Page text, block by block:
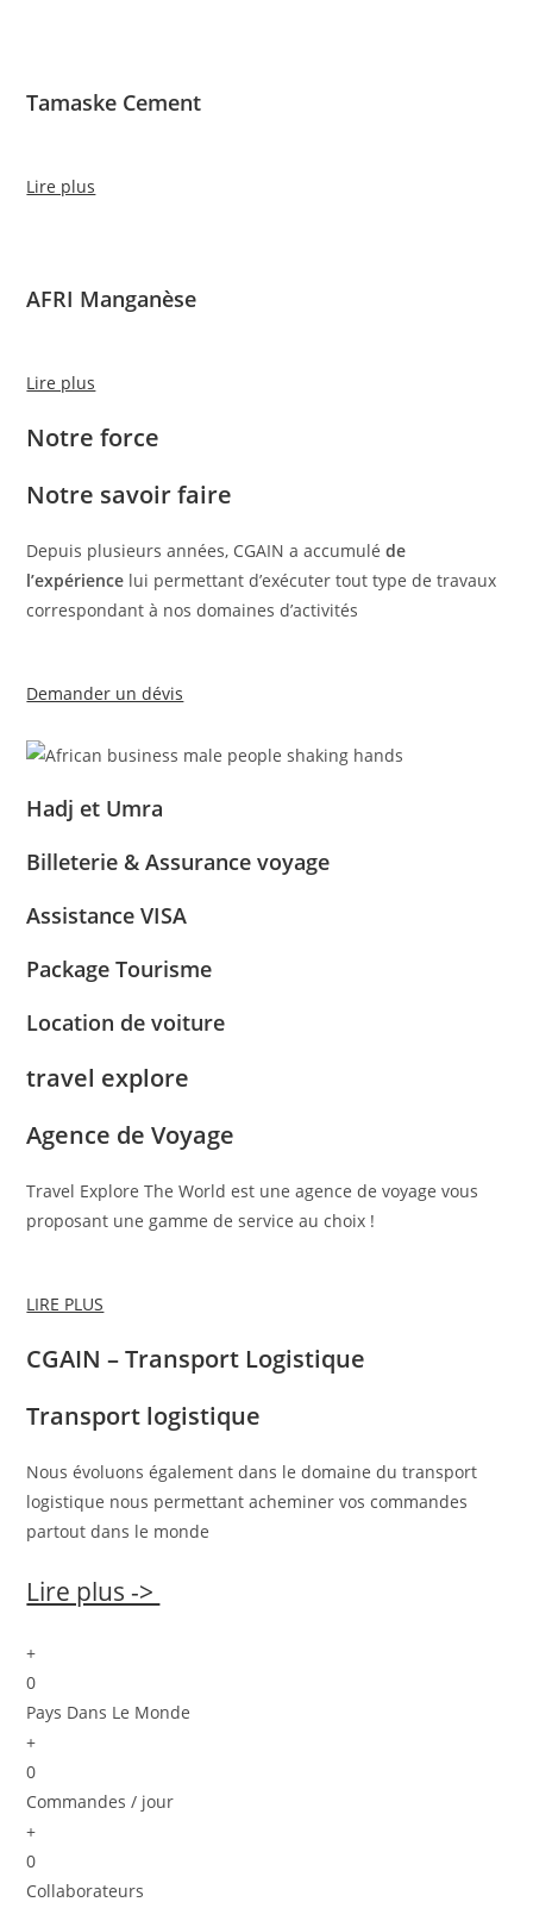
Tamaske Cement
Lire plus
AFRI Manganèse
Lire plus
Notre force
Notre savoir faire
Depuis plusieurs années, CGAIN a accumuléde
l’expérience lui permettant d’exécuter tout type de travaux
correspondant à nos domaines d’activités
Demander un dévis
Hadj et Umra
Billeterie & Assurance voyage
Assistance VISA
Package Tourisme
Location de voiture
travel explore
Agence de Voyage
Travel Explore The World est une agence de voyage vous
proposant une gamme de service au choix !
LIRE PLUS
CGAIN – Transport Logistique
Transport logistique
Nous évoluons également dans le domaine du transport
logistique nous permettant acheminer vos commandes
partout dans le monde
Lire plus ->
+
0
Pays Dans Le Monde
+
0
Commandes / jour
+
0
Collaborateurs